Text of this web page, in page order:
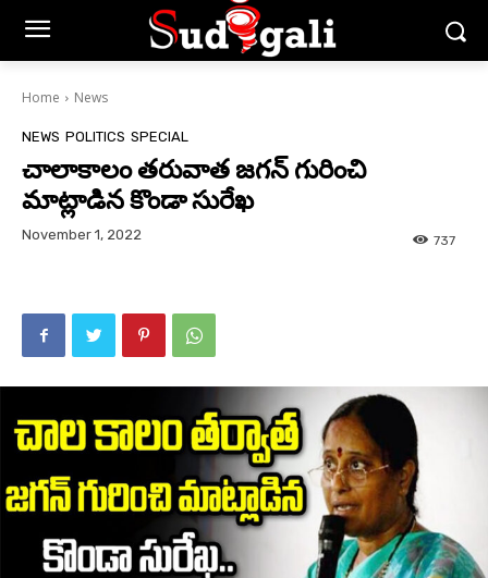
Home News
NEWS POLITICS SPECIAL
చాలాకాలం తరువాత జగన్ గురించి
మాట్లాడిన కొండా సురేఖ
November 1, 2022 737